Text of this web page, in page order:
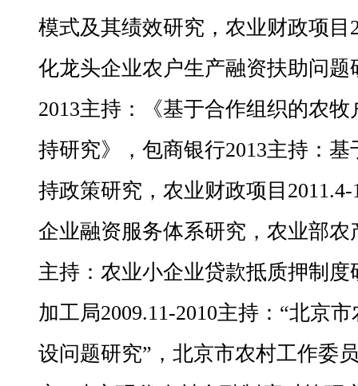
模式及其绩效研究，农业财政项目
化龙头企业农户生产融资扶助问
2013主持：《基于合作组织的农
持研究》，包商银行2013主持：
持政策研究，农业财政项目
企业融资服务体系研究，农业部农
主持：农业小企业贷款抵质押制
加工局2009.11-2010主持：“北京
设问题研究”，北京市农村工作委